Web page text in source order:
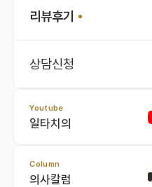
리뷰후기
상담신청
Youtube
일타치의
Column
의사칼럼